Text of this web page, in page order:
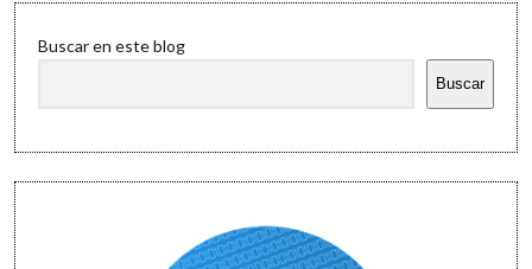
Sidebar
Buscar en este blog
Buscar